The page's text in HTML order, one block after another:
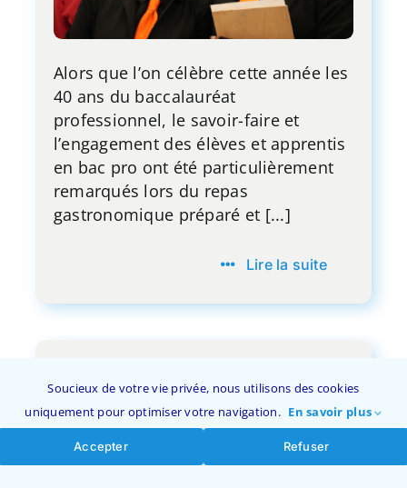
Alors que l’on célèbre cette année les
40 ans du baccalauréat
professionnel, le savoir-faire et
l’engagement des élèves et apprentis
en bac pro ont été particulièrement
remarqués lors du repas
gastronomique préparé et [...]
Lire la suite
Charte RSO
Soucieux de votre vie privée, nous utilisons des cookies
uniquement pour optimiser votre navigation. En savoir plus
Accepter Refuser